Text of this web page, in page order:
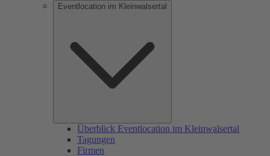
Eventlocation im Kleinwalsertal
Überblick Eventlocation im Kleinwalsertal
Tagungen
Firmen